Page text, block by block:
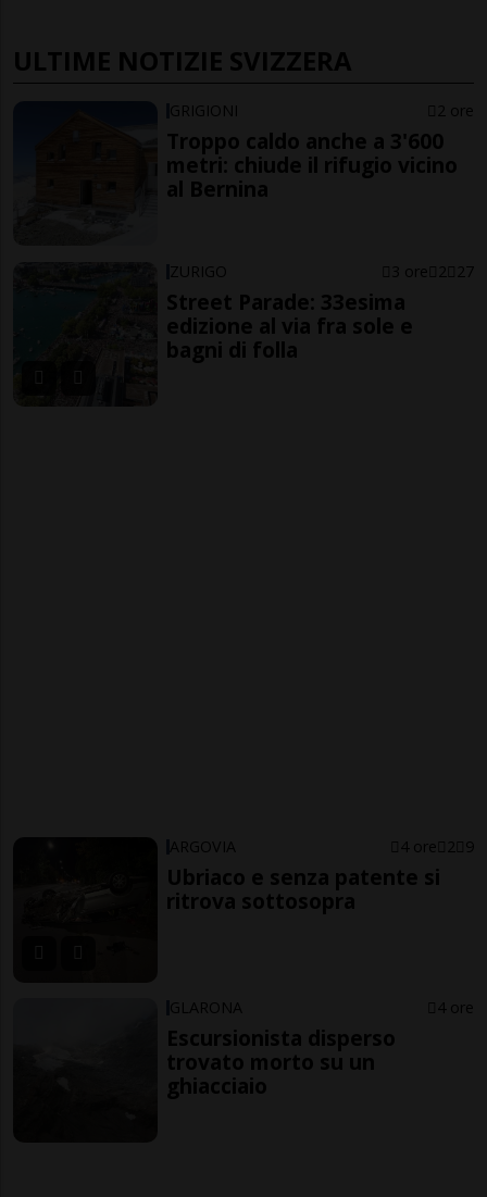
ULTIME NOTIZIE SVIZZERA
GRIGIONI 2 ore
Troppo caldo anche a 3'600
metri: chiude il rifugio vicino
al Bernina
ZURIGO 3 ore 2 27
Street Parade: 33esima
edizione al via fra sole e
bagni di folla
ARGOVIA 4 ore 2 9
Ubriaco e senza patente si
ritrova sottosopra
GLARONA 4 ore
Escursionista disperso
trovato morto su un
ghiacciaio